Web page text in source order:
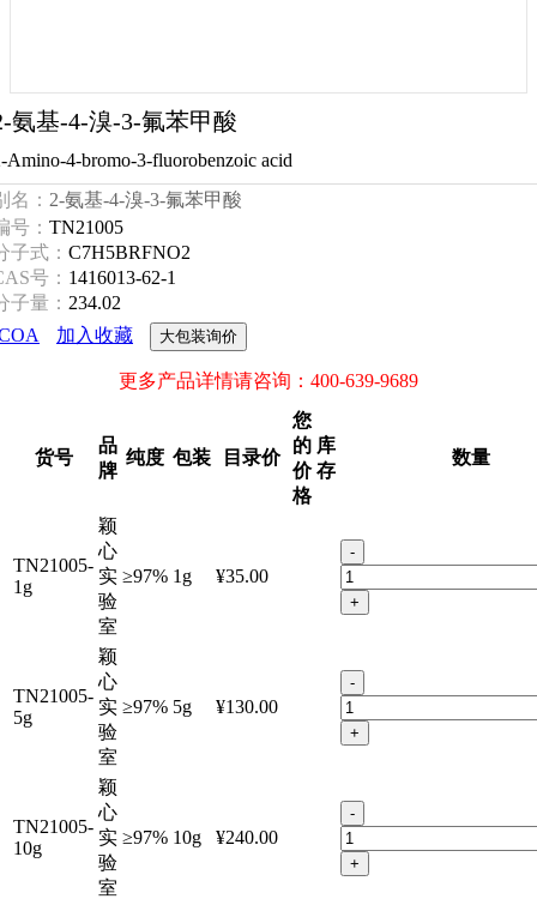
氨基-4-溴-3-氟苯甲酸
Amino-4-bromo-3-fluorobenzoic acid
名： 2-氨基-4-溴-3-氟苯甲酸
号： TN21005
子式： C7H5BRFNO2
号： 1416013-62-1
子量： 234.02
加入收藏 大包装询价
更多产品详情请咨询：400-639-9689
货号
品
牌
纯度 包装 目录价
您
的
价
格
库
存
数量
TN21005-
1g
颖
心
实
验
室
≥97% 1g ¥35.00
-
+
TN21005-
5g
颖
心
实
验
室
≥97% 5g ¥130.00
-
+
TN21005-
10g
颖
心
实
验
室
≥97% 10g ¥240.00
-
+